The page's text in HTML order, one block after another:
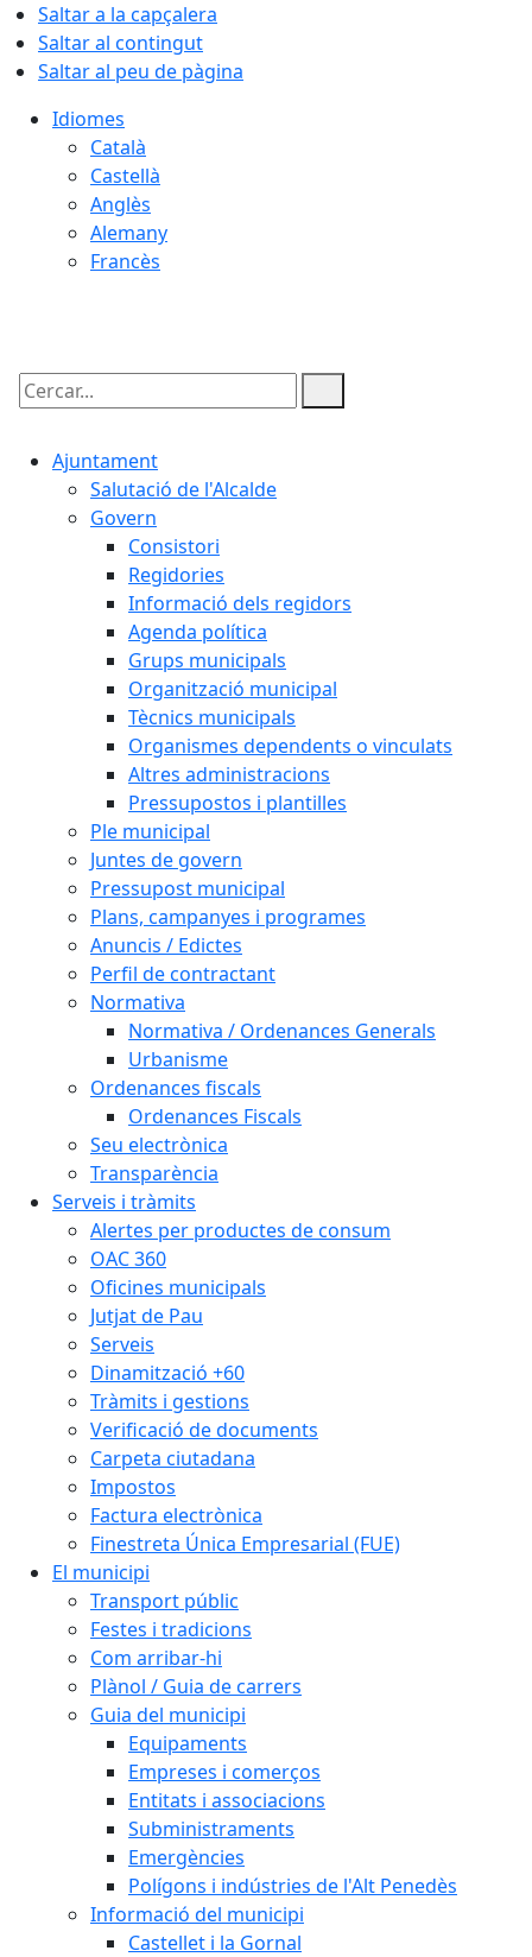
Saltar a la capçalera
Saltar al contingut
Saltar al peu de pàgina
Idiomes
Català
Castellà
Anglès
Alemany
Francès
Cercar:
Ajuntament
Salutació de l'Alcalde
Govern
Consistori
Regidories
Informació dels regidors
Agenda política
Grups municipals
Organització municipal
Tècnics municipals
Organismes dependents o vinculats
Altres administracions
Pressupostos i plantilles
Ple municipal
Juntes de govern
Pressupost municipal
Plans, campanyes i programes
Anuncis / Edictes
Perfil de contractant
Normativa
Normativa / Ordenances Generals
Urbanisme
Ordenances fiscals
Ordenances Fiscals
Seu electrònica
Transparència
Serveis i tràmits
Alertes per productes de consum
OAC 360
Oficines municipals
Jutjat de Pau
Serveis
Dinamització +60
Tràmits i gestions
Verificació de documents
Carpeta ciutadana
Impostos
Factura electrònica
Finestreta Única Empresarial (FUE)
El municipi
Transport públic
Festes i tradicions
Com arribar-hi
Plànol / Guia de carrers
Guia del municipi
Equipaments
Empreses i comerços
Entitats i associacions
Subministraments
Emergències
Polígons i indústries de l'Alt Penedès
Informació del municipi
Castellet i la Gornal